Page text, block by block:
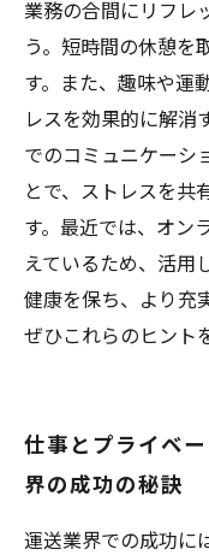
業務の合間にリフレ
う。短時間の休憩を
す。また、趣味や運
レスを効果的に解消
でのコミュニケーシ
とで、ストレスを共
す。最近では、オン
えているため、活用
健康を保ち、より充
ぜひこれらのヒント
仕事とプライベ
界の成功の秘訣
運送業界での成功に